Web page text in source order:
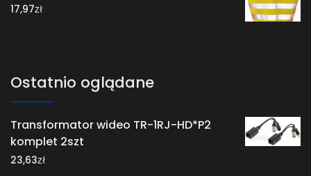
17,97zł
Ostatnio oglądane
Transformator wideo TR-1RJ-HD*P2
komplet 2szt
23,63zł